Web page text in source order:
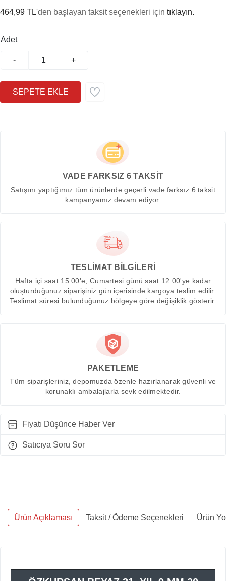
464,99 TL'den başlayan taksit seçenekleri için tıklayın.
Adet
- +
VADE FARKSIZ 6 TAKSİT
Satışını yaptığımız tüm ürünlerde geçerli vade farksız 6 taksit
kampanyamız devam ediyor.
TESLİMAT BİLGİLERİ
Hafta içi saat 15:00'e, Cumartesi günü saat 12:00'ye kadar
oluşturduğunuz siparişiniz gün içerisinde kargoya teslim edilir.
Teslimat süresi bulunduğunuz bölgeye göre değişiklik gösterir.
PAKETLEME
Tüm siparişleriniz, depomuzda özenle hazırlanarak güvenli ve
korunaklı ambalajlarla sevk edilmektedir.
Fiyatı Düşünce Haber Ver
Satıcıya Soru Sor
Ürün Açıklaması Taksit / Ödeme Seçenekleri Ürün